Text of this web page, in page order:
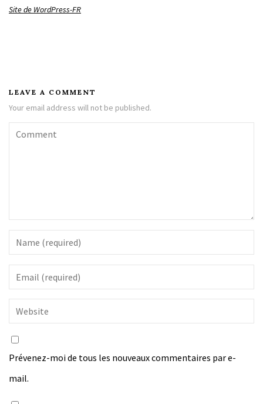
Site de WordPress-FR
LEAVE A COMMENT
Your email address will not be published.
Prévenez-moi de tous les nouveaux commentaires par e-
mail.